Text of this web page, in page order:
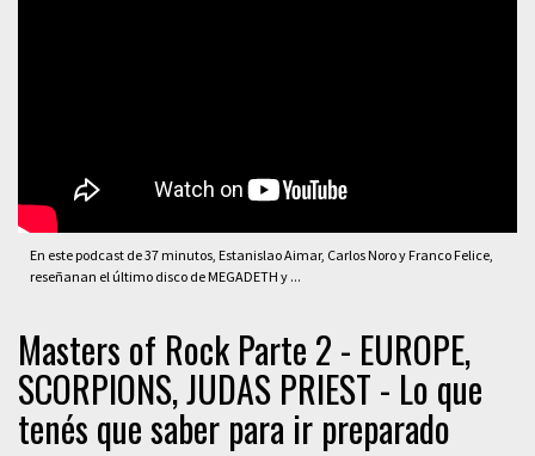
En este podcast de 37 minutos, Estanislao Aimar, Carlos Noro y Franco Felice,
reseñanan el último disco de MEGADETH y ...
Masters of Rock Parte 2 - EUROPE,
SCORPIONS, JUDAS PRIEST - Lo que
tenés que saber para ir preparado